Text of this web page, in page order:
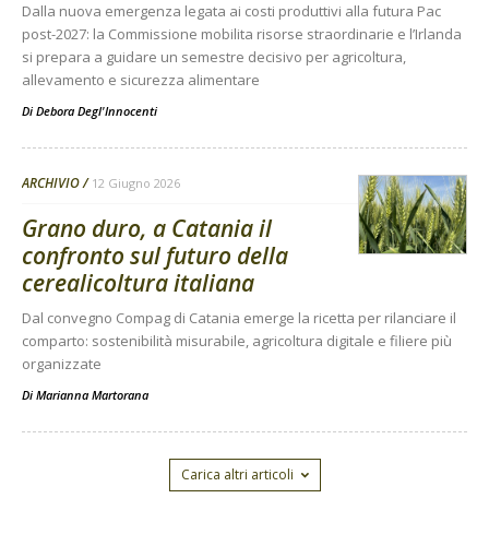
Dalla nuova emergenza legata ai costi produttivi alla futura Pac
post-2027: la Commissione mobilita risorse straordinarie e l’Irlanda
si prepara a guidare un semestre decisivo per agricoltura,
allevamento e sicurezza alimentare
Di Debora Degl'Innocenti
ARCHIVIO 12 Giugno 2026
Grano duro, a Catania il
confronto sul futuro della
cerealicoltura italiana
Dal convegno Compag di Catania emerge la ricetta per rilanciare il
comparto: sostenibilità misurabile, agricoltura digitale e filiere più
organizzate
Di Marianna Martorana
Carica altri articoli